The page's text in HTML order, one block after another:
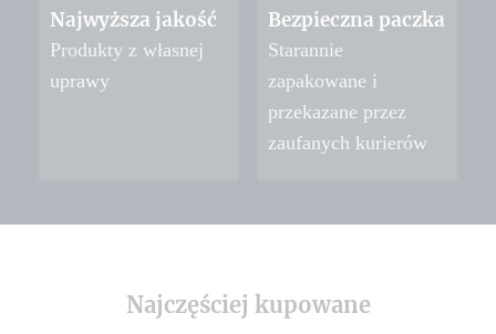
Najwyższa jakość
Produkty z własnej
uprawy
Bezpieczna paczka
Starannie
zapakowane i
przekazane przez
zaufanych kurierów
Najczęściej kupowane